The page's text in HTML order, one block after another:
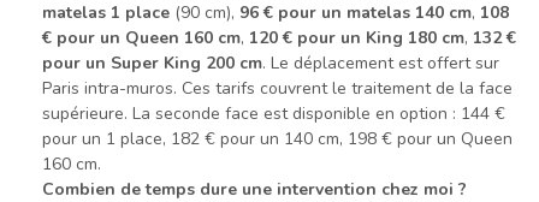
matelas 1 place (90 cm), 96 € pour un matelas 140 cm, 108
€ pour un Queen 160 cm, 120 € pour un King 180 cm, 132 €
pour un Super King 200 cm. Le déplacement est offert sur
Paris intra-muros. Ces tarifs couvrent le traitement de la face
supérieure. La seconde face est disponible en option : 144 €
pour un 1 place, 182 € pour un 140 cm, 198 € pour un Queen
160 cm.
Combien de temps dure une intervention chez moi ?